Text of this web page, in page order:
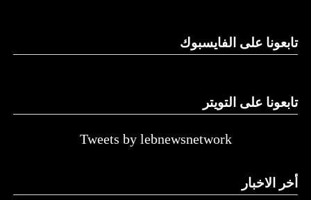
النهار
تابعونا على الفايسبوك
تابعونا على التويتر
Tweets by lebnewsnetwork
أخر الاخبار